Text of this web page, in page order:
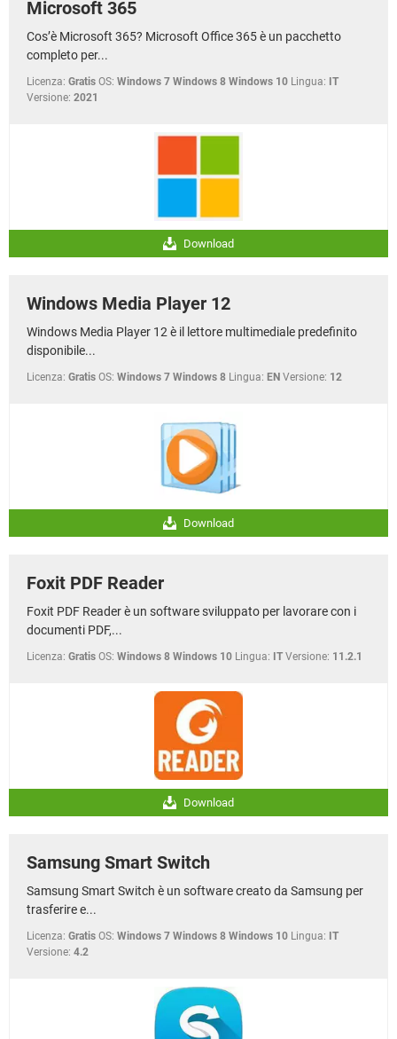
Microsoft 365
Cos’è Microsoft 365? Microsoft Office 365 è un pacchetto
completo per...
Licenza: Gratis OS: Windows 7 Windows 8 Windows 10 Lingua: IT
Versione: 2021
Download
Windows Media Player 12
Windows Media Player 12 è il lettore multimediale predefinito
disponibile...
Licenza: Gratis OS: Windows 7 Windows 8 Lingua: EN Versione: 12
Download
Foxit PDF Reader
Foxit PDF Reader è un software sviluppato per lavorare con i
documenti PDF,...
Licenza: Gratis OS: Windows 8 Windows 10 Lingua: IT Versione: 11.2.1
Download
Samsung Smart Switch
Samsung Smart Switch è un software creato da Samsung per
trasferire e...
Licenza: Gratis OS: Windows 7 Windows 8 Windows 10 Lingua: IT
Versione: 4.2